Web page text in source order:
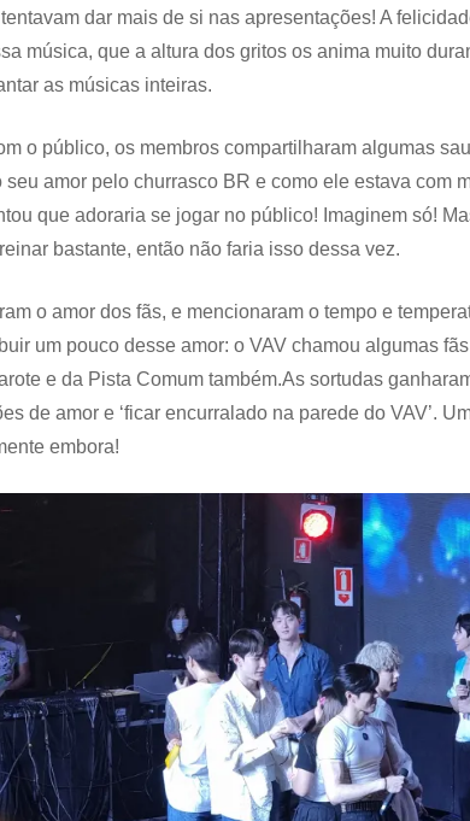
dar mais de si nas apresentações! A
música, que a altura dos gritos os anima muito
as músicas inteiras.
o público, os membros compartilharam algumas
amor pelo churrasco BR e como ele estava com
que adoraria se jogar no público! Imaginem só!
bastante, então não faria isso dessa vez.
o amor dos fãs, e mencionaram o tempo e
um pouco desse amor: o VAV chamou algumas
e da Pista Comum também.As sortudas
de amor e ‘ficar encurralado na parede do VAV’.
embora!